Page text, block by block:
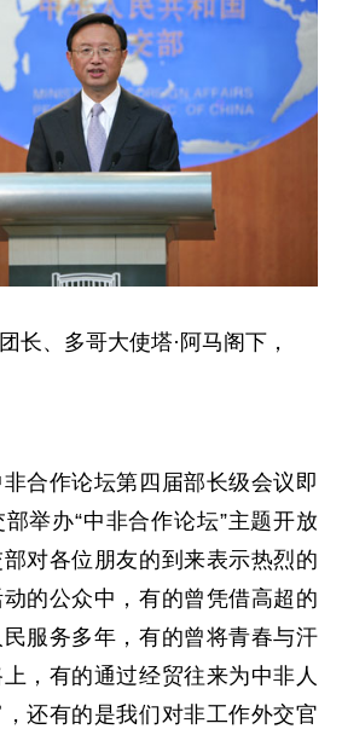
长、多哥大使塔·阿马阁下，
作论坛第四届部长级会议即
举办“中非合作论坛”主题开放
对各位朋友的到来表示热烈的
的公众中，有的曾凭借高超的
服务多年，有的曾将青春与汗
，有的通过经贸往来为中非人
还有的是我们对非工作外交官